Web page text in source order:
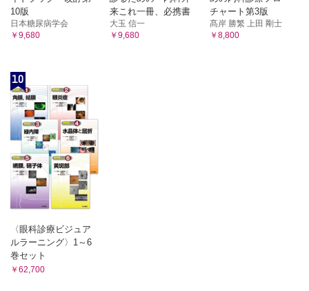
10版
日本糖尿病学会
￥9,680
来これ一冊、必携書
大玉 信一
￥9,680
チャート第3版
髙岸 勝繁 上田 剛士
￥8,800
10
〈眼科診療ビジュア
ルラーニング〉1～6
巻セット
￥62,700